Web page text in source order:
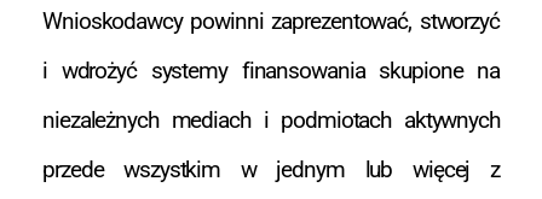
Wnioskodawcy powinni zaprezentować, stworzyć
i wdrożyć systemy finansowania skupione na
niezależnych mediach i podmiotach aktywnych
przede wszystkim w jednym lub więcej z